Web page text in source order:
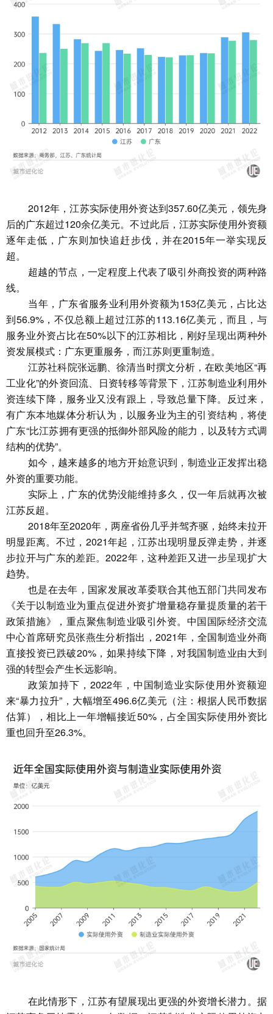
2012年，江苏实际使用外资达到357.60亿美元，领先身
后的广东超过120余亿美元。不过此后，江苏实际使用外资额
逐年走低，广东则加快追赶步伐，并在2015年一举实现反
超。
超越的节点，一定程度上代表了吸引外商投资的两种路
线。
当年，广东省服务业利用外资额为153亿美元，占比达
到56.9%，不仅总额上超过江苏的113.16亿美元，而且，与
服务业外资占比在50%以下的江苏相比，刚好呈现出两种外
资发展模式：广东更重服务，而江苏则更重制造。
江苏社科院张远鹏、徐清当时撰文分析，在欧美地区“再
工业化”的外资回流、日资转移等背景下，江苏制造业利用外
资连续下降，服务业又没有跟上，导致总量下降。反过来，
有广东本地媒体分析认为，以服务业为主的引资结构，将使
广东“比江苏拥有更强的抵御外部风险的能力，以及转方式调
结构的优势”。
如今，越来越多的地方开始意识到，制造业正发挥出稳
外资的重要功能。
实际上，广东的优势没能维持多久，仅一年后就再次被
江苏反超。
2018年至2020年，两座省份几乎并驾齐驱，始终未拉开
明显距离。不过，2021年起，江苏出现明显反弹走势，并逐
步拉开与广东的差距。2022年，这种差距又进一步呈现扩大
趋势。
也是在去年，国家发展改革委联合其他五部门共同发布
《关于以制造业为重点促进外资扩增量稳存量提质量的若干
政策措施》，重点聚焦制造业吸引外资。中国国际经济交流
中心首席研究员张燕生分析指出，2021年，全国制造业外商
直接投资已跌破20%，如果持续下降，对我国制造业由大到
强的转型会产生长远影响。
政策加持下，2022年，中国制造业实际使用外资额迎
来“暴力拉升”，大幅增至496.6亿美元（注：根据人民币数据
估算），相比上一年增幅接近50%，占全国实际使用外资比
重也回升至26.3%。
在此情形下，江苏有望展现出更强的外资增长潜力。据